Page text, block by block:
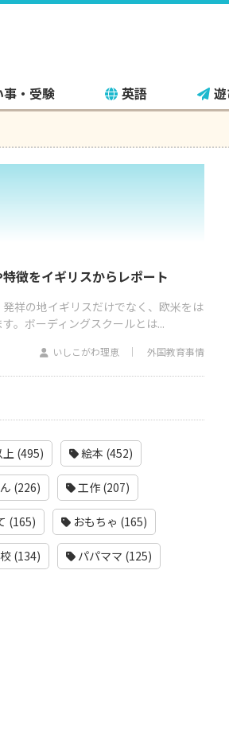
事・受験 英語
徴をイギリスからレポート
祥の地イギリスだけでなく、欧米をは
。ボーディングスクールとは...
いしこがわ理恵 外国教育事情
上 (495) 絵本 (452)
(226) 工作 (207)
(165) おもちゃ (165)
(134) パパママ (125)